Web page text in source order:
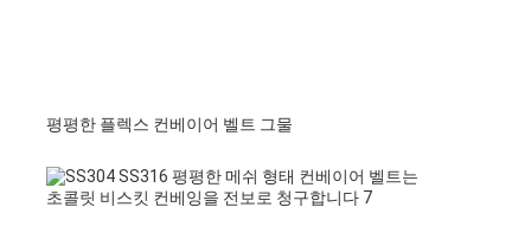
평평한 플렉스 컨베이어 벨트 그물